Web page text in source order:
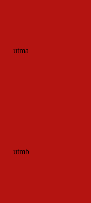
__utma
__utmb